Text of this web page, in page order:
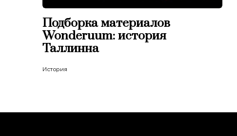
Подборка материалов
Wonderuum: история
Таллинна
История